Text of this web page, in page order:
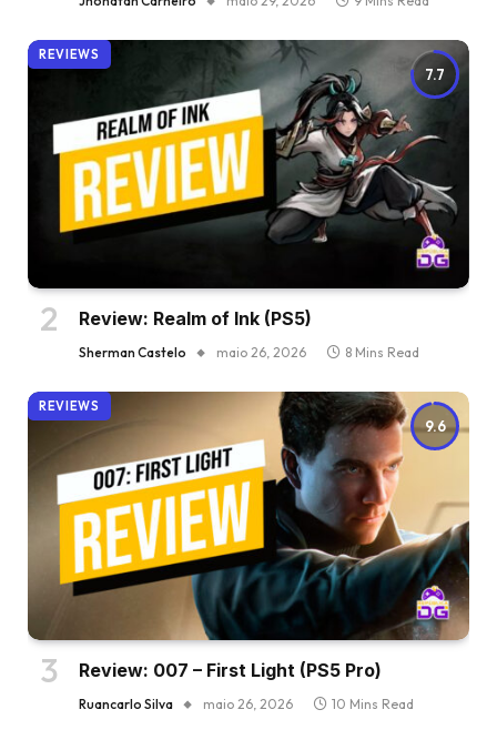
7.7
REVIEWS
Review: Realm of Ink (PS5)
Sherman Castelo maio 26, 2026 8 Mins Read
9.6
REVIEWS
Review: 007 – First Light (PS5 Pro)
Ruancarlo Silva maio 26, 2026 10 Mins Read